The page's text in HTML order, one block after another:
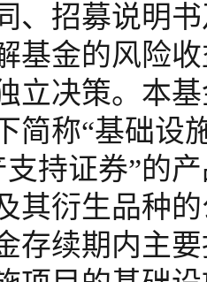
、招募说明
基金的风险
立决策。本
简称“基础设
持证券”的
其衍生品种
存续期内主